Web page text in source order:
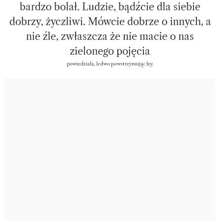
bardzo bolał. Ludzie, bądźcie dla siebie
dobrzy, życzliwi. Mówcie dobrze o innych, a
nie źle, zwłaszcza że nie macie o nas
zielonego pojęcia
powiedziała, ledwo powstrzymując łzy.